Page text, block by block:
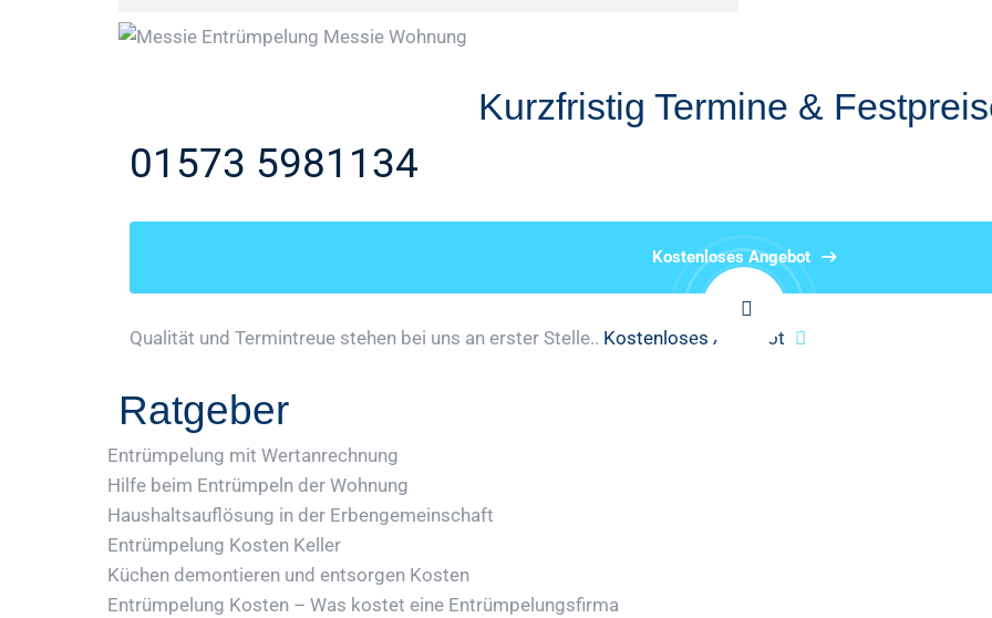
Kurzfristig Termine &
01573 5981134
Kostenloses Angebot
Qualität und Termintreue stehen bei uns an erster Stelle.. Kostenloses Angebot
Ratgeber
Entrümpelung mit Wertanrechnung
Hilfe beim Entrümpeln der Wohnung
Haushaltsauflösung in der Erbengemeinschaft
Entrümpelung Kosten Keller
Küchen demontieren und entsorgen Kosten
Entrümpelung Kosten – Was kostet eine Entrümpelungsfirma